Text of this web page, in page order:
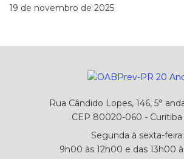
19 de novembro de 2025
Rua Cândido Lopes, 146, 5°
CEP 80020-060 - Curitiba
Segunda à sexta-feira:
9h00 às 12h00 e das 13h00